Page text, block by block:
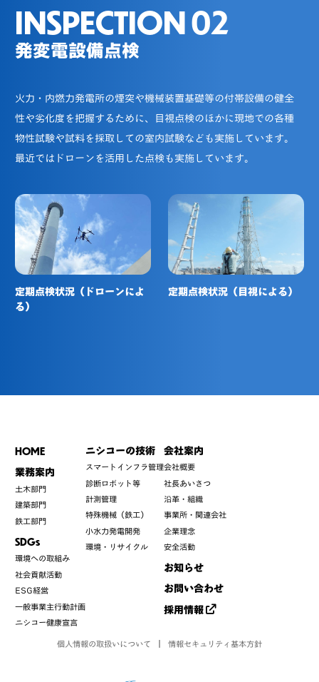
INSPECTION 02
発変電設備点検
火力・内燃力発電所の煙突や機械装置基礎等の付帯設備の健全
性や劣化度を把握するために、目視点検のほかに現地での各種
物性試験や試料を採取しての室内試験なども実施しています。
最近ではドローンを活用した点検も実施しています。
定期点検状況（ドローンによ
る）
定期点検状況（目視による）
HOME
業務案内
土木部門
建築部門
鉄工部門
SDGs
環境への取組み
社会貢献活動
ESG経営
一般事業主行動計画
ニシコー健康宣言
ニシコーの技術
スマートインフラ管理
診断ロボット等
計測管理
特殊機械（鉄工）
小水力発電開発
環境・リサイクル
会社案内
会社概要
社長あいさつ
沿革・組織
事業所・関連会社
企業理念
安全活動
お知らせ
お問い合わせ
採用情報
個人情報の取扱いについて 情報セキュリティ基本方針